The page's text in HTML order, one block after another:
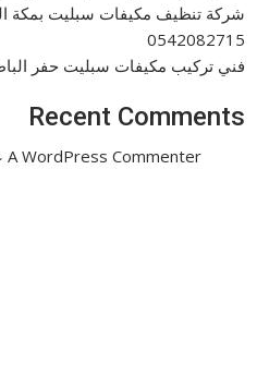
شركة تنظيف مكيفات سبليت بمكة
0542082715
فني تركيب مكيفات سبليت حفر الباطن
Recent Comments
A WordPress Commenter